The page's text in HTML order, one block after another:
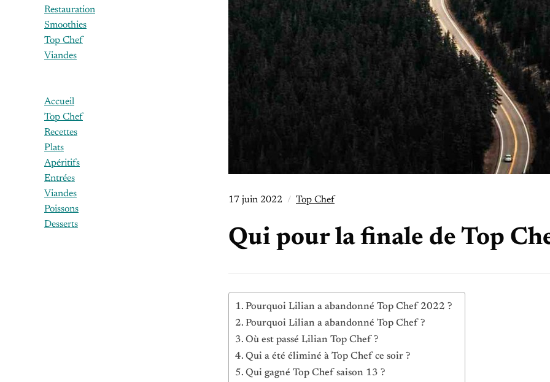
17 juin 2022 Top Chef
Qui pour la finale de Top
Pourquoi Lilian a abandonné Top Chef 2022 ?
Pourquoi Lilian a abandonné Top Chef ?
Où est passé Lilian Top Chef ?
Qui a été éliminé à Top Chef ce soir ?
Qui gagné Top Chef saison 13 ?
Restauration
Smoothies
Top Chef
Viandes
Accueil
Top Chef
Recettes
Plats
Apéritifs
Entrées
Viandes
Poissons
Desserts